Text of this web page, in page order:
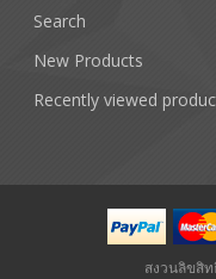
Search
New Products
Recently viewed
สงวนลิขสิท